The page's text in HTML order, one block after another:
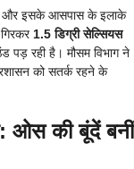
और इसके आसपास के इलाके
1.5 डिग्री सेल्सियस
रही है। मौसम विभाग ने
को सतर्क रहने के
ओस की बूंदें बनीं